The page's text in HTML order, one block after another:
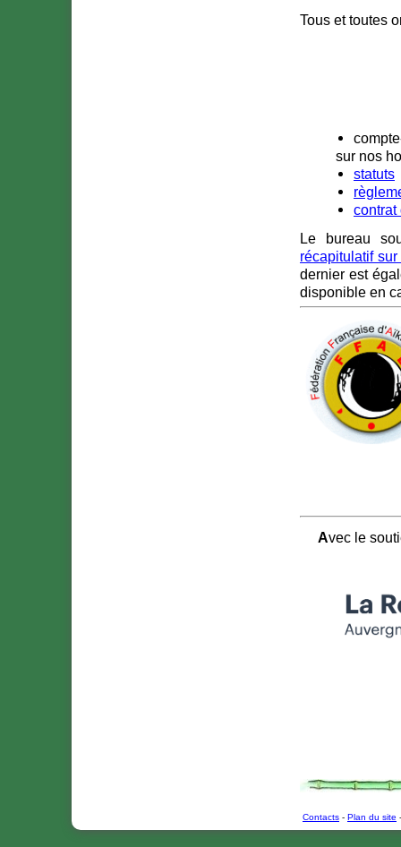
Tous et toutes
sur nos
statuts
contrat
Le bureau
récapitulatif
dernier est
disponible en
Avec le
Contacts - Plan du site